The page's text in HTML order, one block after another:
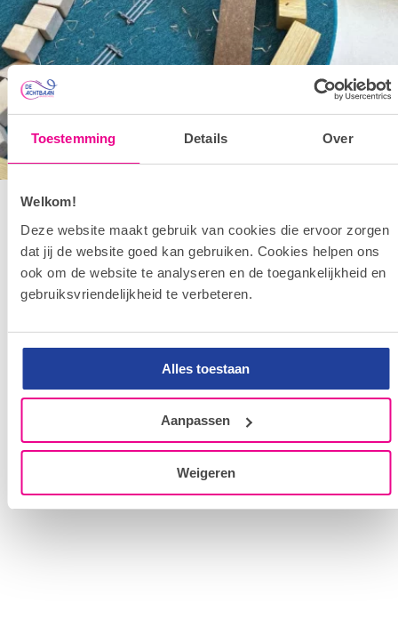
Toestemming Details Over
Welkom!
Deze website maakt gebruik van cookies die ervoor zorgen
dat jij de website goed kan gebruiken. Cookies helpen ons
ook om de website te analyseren en de toegankelijkheid en
gebruiksvriendelijkheid te verbeteren.
Alles toestaan
Aanpassen
Weigeren
Adresgegevens
Basisschool De Achtbaan
Cotentinlaan 1
Routebeschrijving
Over ons